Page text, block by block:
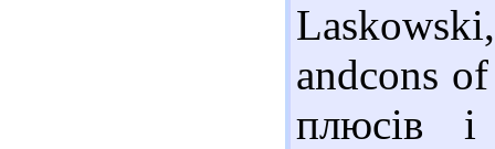
andcons
плюсів і